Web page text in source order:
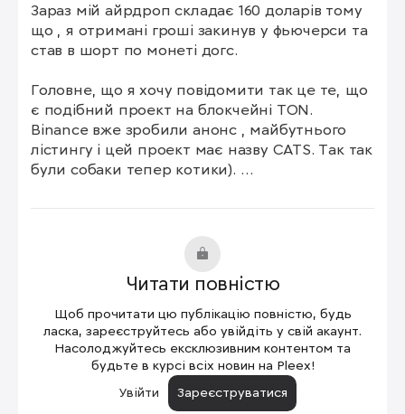
Зараз мій айрдроп складає 160 доларів тому
що , я отримані гроші закинув у фьючерси та
став в шорт по монеті догс.
Головне, що я хочу повідомити так це те, що
є подібний проект на блокчейні ТОN.
Binance вже зробили анонс , майбутнього
лістингу і цей проект має назву CATS. Так так
були собаки тепер котики).
-Залітайте в мій телеграм та переходьте по
посиланню в останьому пості -Лутайте
безкоштовні монети
-Виконуйте завдання
-Запрошуйте друзів для отримання
додаткових винагород
Читати повністю
Щоб прочитати цю публікацію повністю, будь
ласка, зареєструйтесь або увійдіть у свій акаунт.
Насолоджуйтесь ексклюзивним контентом та
будьте в курсі всіх новин на Pleex!
Увійти
Зареєструватися